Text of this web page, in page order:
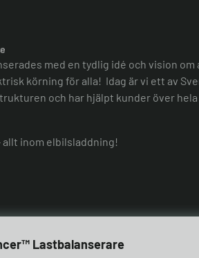
med en tydlig idé och vision
körning för alla! Idag är vi ett av
och har hjälpt kunder över
inom elbilsladdning!
Lastbalanserare